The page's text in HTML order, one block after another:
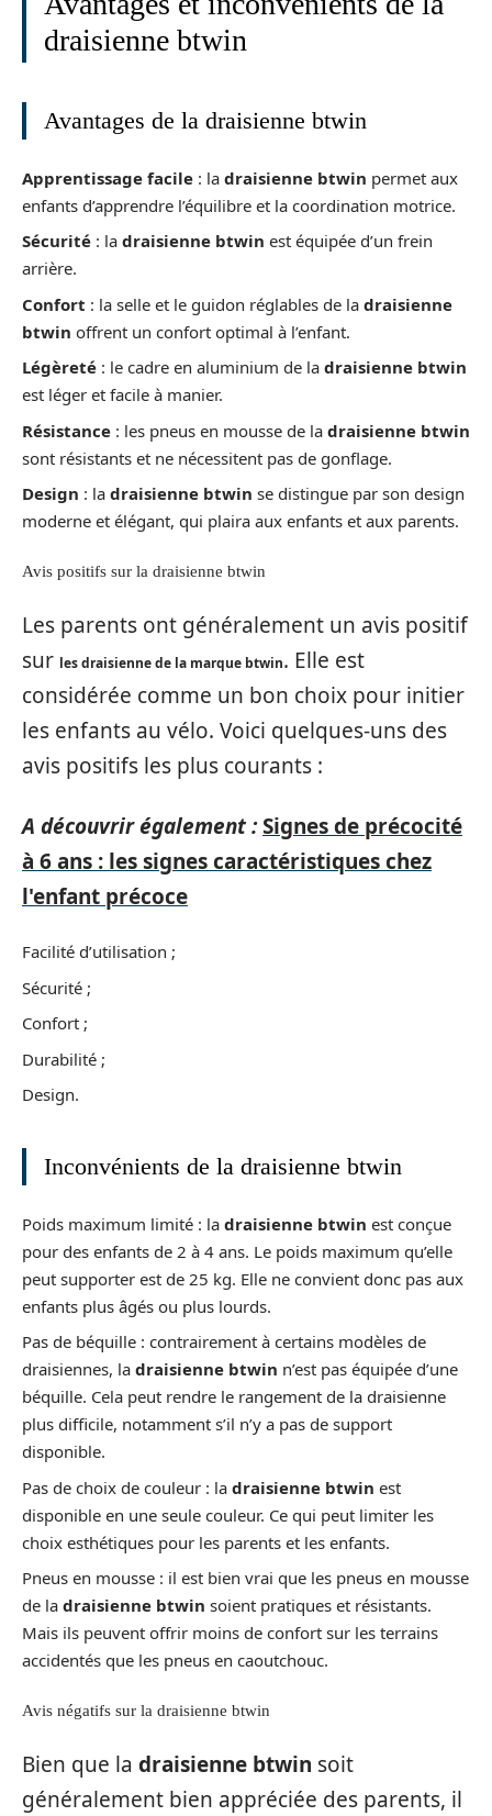
draisienne btwin
Avantages de la draisienne btwin
Apprentissage facile : la draisienne btwin permet aux
enfants d’apprendre l’équilibre et la coordination motrice.
Sécurité : la draisienne btwin est équipée d’un frein
arrière.
Confort : la selle et le guidon réglables de la draisienne
btwin offrent un confort optimal à l’enfant.
Légèreté : le cadre en aluminium de la draisienne btwin
est léger et facile à manier.
Résistance : les pneus en mousse de la draisienne btwin
sont résistants et ne nécessitent pas de gonflage.
Design : la draisienne btwin se distingue par son design
moderne et élégant, qui plaira aux enfants et aux parents.
Avis positifs sur la draisienne btwin
Les parents ont généralement un avis positif
sur lesdraisienne de la marque btwin. Elle est
considérée comme un bon choix pour initier
les enfants au vélo. Voici quelques-uns des
avis positifs les plus courants :
A découvrir également :Signes de précocité
à 6 ans : les signes caractéristiques chez
l'enfant précoce
Facilité d’utilisation ;
Sécurité ;
Confort ;
Durabilité ;
Design.
Inconvénients de la draisienne btwin
Poids maximum limité : la draisienne btwin est conçue
pour des enfants de 2 à 4 ans. Le poids maximum qu’elle
peut supporter est de 25 kg. Elle ne convient donc pas aux
enfants plus âgés ou plus lourds.
Pas de béquille : contrairement à certains modèles de
draisiennes, la draisienne btwin n’est pas équipée d’une
béquille. Cela peut rendre le rangement de la draisienne
plus difficile, notamment s’il n’y a pas de support
disponible.
Pas de choix de couleur : la draisienne btwin est
disponible en une seule couleur. Ce qui peut limiter les
choix esthétiques pour les parents et les enfants.
Pneus en mousse : il est bien vrai que les pneus en mousse
de la draisienne btwin soient pratiques et résistants.
Mais ils peuvent offrir moins de confort sur les terrains
accidentés que les pneus en caoutchouc.
Avis négatifs sur la draisienne btwin
Bien que la draisienne btwin soit
généralement bien appréciée des parents, il